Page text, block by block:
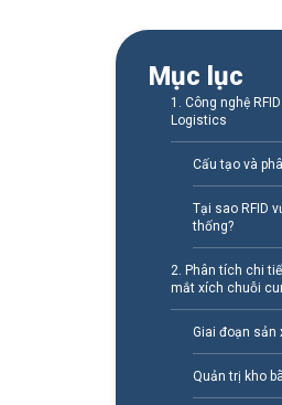
Mục lục
1. Công nghệ
Logistics
Cấu tạo và
Tại sao RFID
thống?
2. Phân tích chi
mắt xích chuỗi
Giai đoạn sản
Quản trị kho